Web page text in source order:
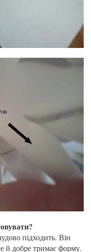
підходить. Він
й добре тримає форму.